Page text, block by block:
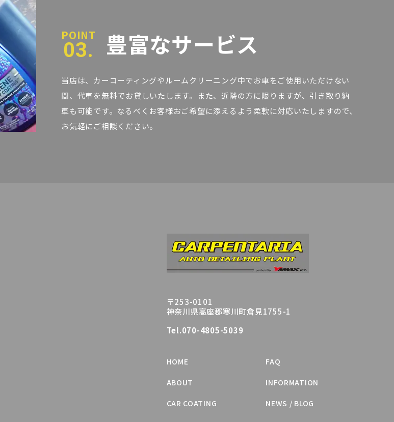
03. 豊富なサービス
当店は、カーコーティングやルームクリーニング中でお車をご使用いただけない
間、代車を無料でお貸しいたします。また、近隣の方に限りますが、引き取り納
車も可能です。なるべくお客様おご希望に添えるよう柔軟に対応いたしますので、
お気軽にご相談ください。
〒253-0101
神奈川県高座郡寒川町倉見1755-1
Tel.070-4805-5039
HOME
ABOUT
CAR COATING
FAQ
INFORMATION
NEWS / BLOG